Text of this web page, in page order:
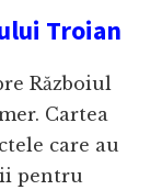
Troian
Războiul
Cartea
care au
pentru